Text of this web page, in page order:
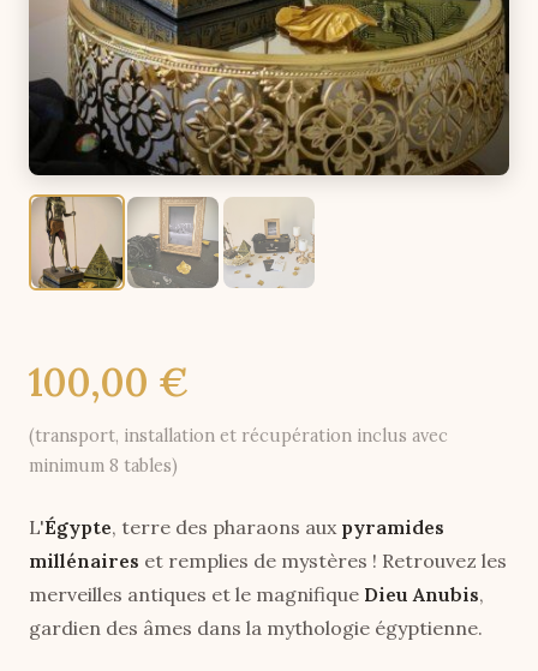
100,00 €
(transport, installation et récupération inclus avec
minimum 8 tables)
L'Égypte, terre des pharaons aux pyramides
millénaires et remplies de mystères ! Retrouvez les
merveilles antiques et le magnifique Dieu Anubis,
gardien des âmes dans la mythologie égyptienne.